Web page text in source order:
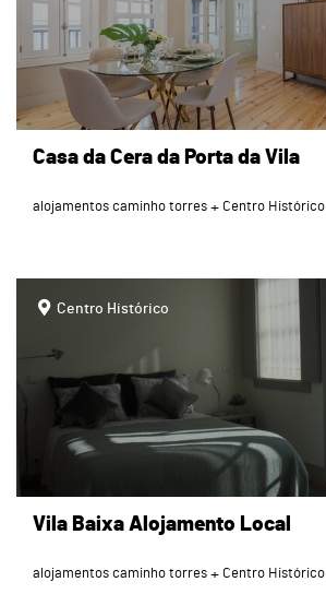
Casa da Cera da Porta da Vila
alojamentos caminho torres Centro Histórico
Centro Histórico
Vila Baixa Alojamento Local
alojamentos caminho torres Centro Histórico